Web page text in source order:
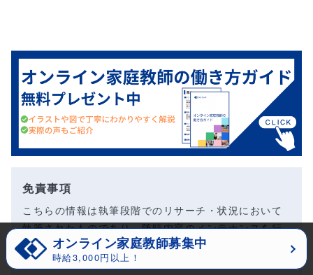
免責事項
こちらの情報は執筆段階でのリサーチ・状況において
執筆されたものであり、随時内容のメンテナンスを行
っておりますが、 現時点での正確性を保証するもので
はございませんのでご了承いただけますと幸いです。
オンライン家庭教師募集中
時給3,000円以上！